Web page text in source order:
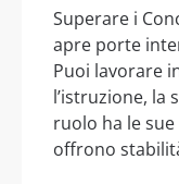
Superare i
apre porte
Puoi lavorare
l’istruzione, la
ruolo ha le
offrono